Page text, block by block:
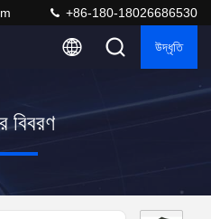
+86-180-18026686530
উদ্ধৃতি
বিবরণ